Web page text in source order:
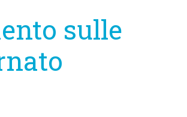
sulle